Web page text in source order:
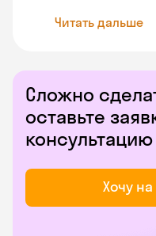
Читать дальше
Сложно
оставьте
консультацию
Хочу